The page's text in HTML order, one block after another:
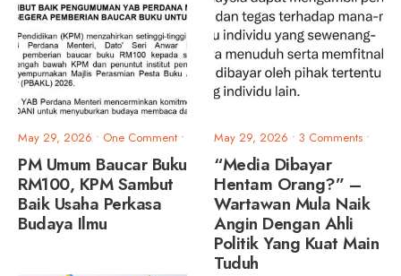
May 29, 2026 • One Comment •
PM Umum Baucar Buku
RM100, KPM Sambut
Baik Usaha Perkasa
Budaya Ilmu
May 29, 2026 • 3 Comments •
“Media Dibayar
Hentam Orang?” –
Wartawan Mula Naik
Angin Dengan Ahli
Politik Yang Kuat Main
Tuduh